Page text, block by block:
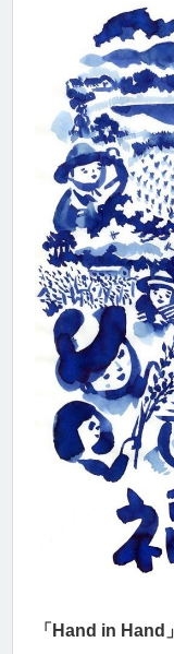
「Hand in Hand